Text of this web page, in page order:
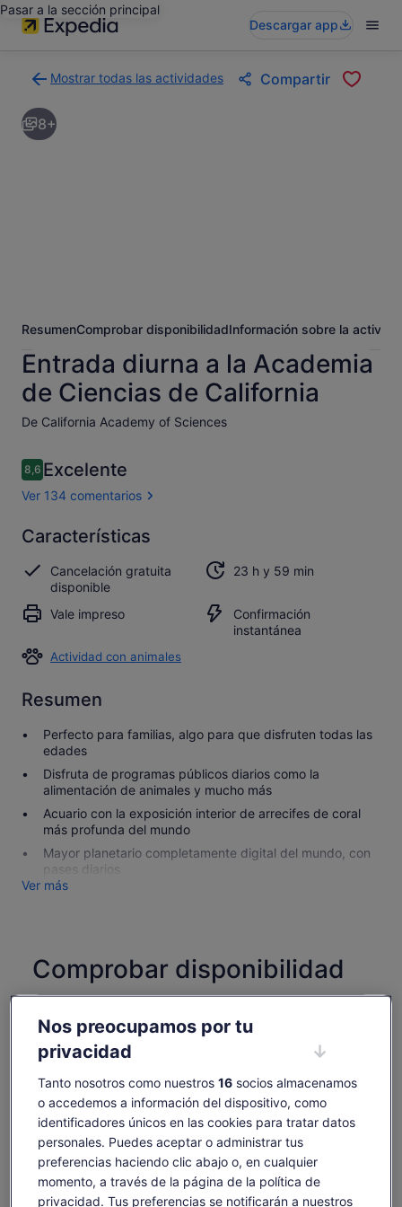
Pasar a la sección principal
Descargar app
Mostrar todas las actividades
a
la
página
Compartir
8+
ResumenComprobar disponibilidadInformación sobre la
Entrada diurna a la Academia
de Ciencias de California
De California Academy of Sciences
Comentarios
8,68,6 de 10
Excelente
Ver 134 comentarios
8.68.6 sobre 10
Excelente
Abrir los
134 comentarios
Características
Cancelación gratuita
disponible
23 h y 59 min
Vale impreso
Confirmación
instantánea
Actividad con animales
Resumen
Perfecto para familias, algo para que disfruten todas las
edades
Disfruta de programas públicos diarios como la
alimentación de animales y mucho más
Acuario con la exposición interior de arrecifes de coral
más profunda del mundo
Mayor planetario completamente digital del mundo, con
pases diarios
Ver más
Comprobar disponibilidad
jue, 6 ago - jue, 20 ago
Número de personas
1 joven
jue., 6 ago.
48 €
vie., 7 ago.
48 €
sáb., 8 ago.
48 €
dom., 9 ago.
El
Es posible que el contenido de esta página se haya
traducido automáticamente.
Nos preocupamos por tu
privacidad
Tanto nosotros como nuestros 16socios almacenamos
o accedemos a información del dispositivo, como
identificadores únicos en las cookies para tratar datos
personales. Puedes aceptar o administrar tus
preferencias haciendo clic abajo o, en cualquier
momento, a través de la página de la política de
privacidad. Tus preferencias se notificarán a nuestros